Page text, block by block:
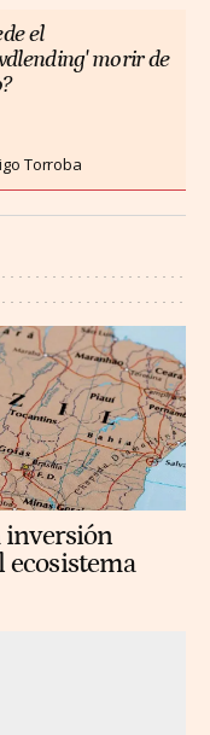
el
morir de
Torroba
inversión